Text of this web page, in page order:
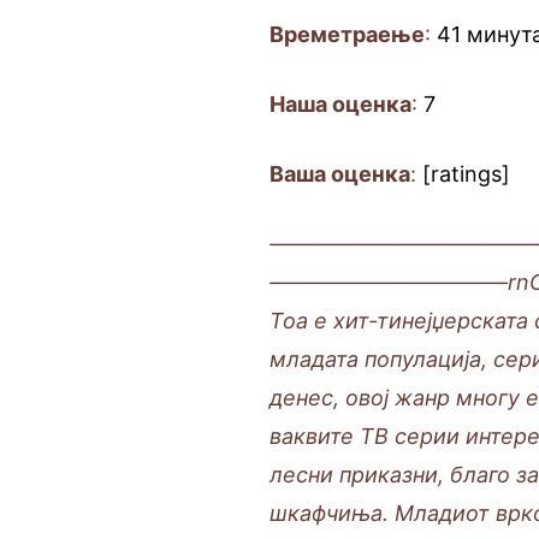
Времетраење: 41
Наша оценка:7
Ваша оценка: [ratings]
———————————rnСе
Тоа е хит-
младата популација,
денес, овој жанр многу
ваквите ТВ серии
лесни приказни, благо
шкафчиња. Младиот